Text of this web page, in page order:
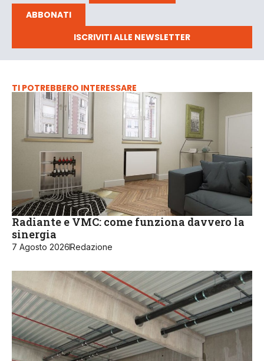
ABBONATI
ISCRIVITI ALLE NEWSLETTER
TI POTREBBERO INTERESSARE
Radiante e VMC: come funziona davvero la
sinergia
7 Agosto 2026Redazione